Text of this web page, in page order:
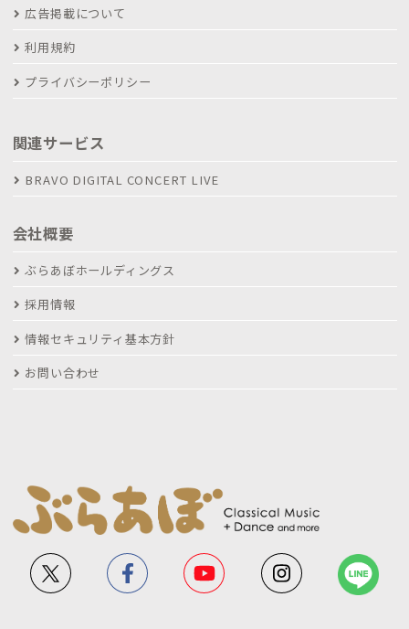
広告掲載について
利用規約
プライバシーポリシー
関連サービス
BRAVO DIGITAL CONCERT LIVE
会社概要
ぶらあぼホールディングス
採用情報
情報セキュリティ基本方針
お問い合わせ